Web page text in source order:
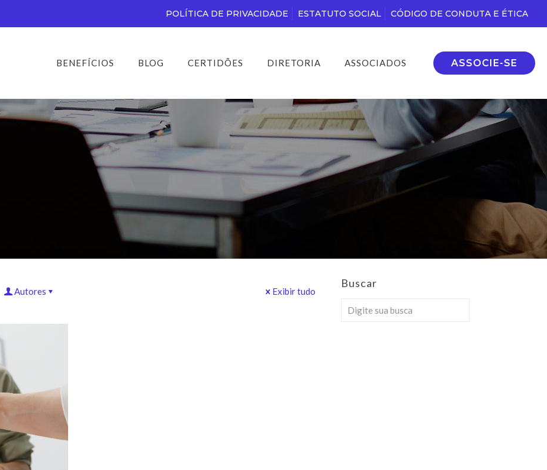
POLÍTICA DE PRIVACIDADE ESTATUTO SOCIAL CÓDIGO DE CONDUTA E ÉTICA
BENEFÍCIOS BLOG CERTIDÕES DIRETORIA ASSOCIADOS ASSOCIE-SE
Autores Exibir tudo
Buscar